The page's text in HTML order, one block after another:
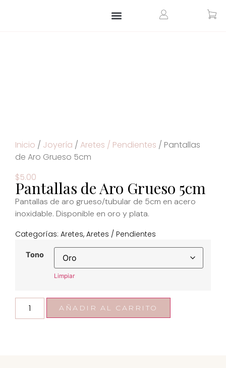
Inicio / Joyería / Aretes / Pendientes / Pantallas
de Aro Grueso 5cm
$5.00
Pantallas de Aro Grueso 5cm
Pantallas de aro grueso/tubular de 5cm en acero
inoxidable. Disponible en oro y plata.
Categorías: Aretes, Aretes / Pendientes
Tono
Limpiar
AÑADIR AL CARRITO